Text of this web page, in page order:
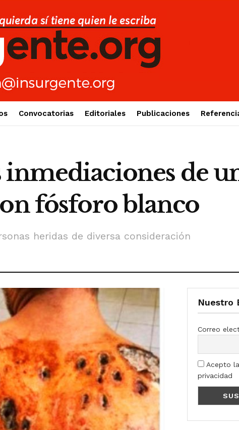
Convocatorias Editoriales Publicaciones
de
fósforo blanco
heridas de diversa consideración
Nuestro
Correo
Acepto
privacidad